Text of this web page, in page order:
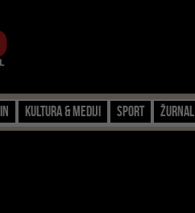
Kultura & Mediji Sport Žurnal